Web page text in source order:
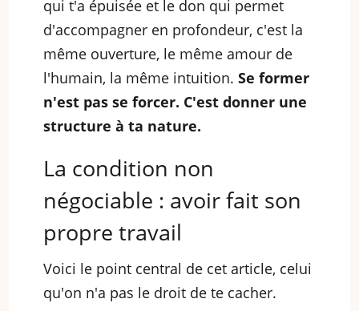
qui t'a épuisée et le don qui permet
d'accompagner en profondeur, c'est la
même ouverture, le même amour de
l'humain, la même intuition. Se former
n'est pas se forcer. C'est donner une
structure à ta nature.
La condition non
négociable : avoir fait son
propre travail
Voici le point central de cet article, celui
qu'on n'a pas le droit de te cacher.